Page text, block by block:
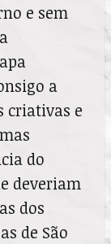
e sem
a
criativas e
do
deveriam
dos
de São